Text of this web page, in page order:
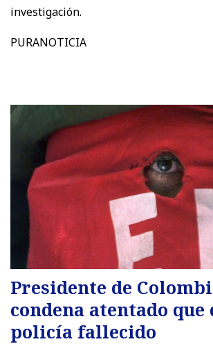
investigación.
PURANOTICIA
Presidente de
condena atentado que
policía fallecido